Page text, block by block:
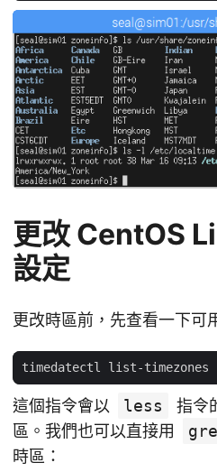
更改 CentOS
設定
更改時區前，先查看一下可
這個指令會以 less
指令
區。我們也可以直接用
時區：